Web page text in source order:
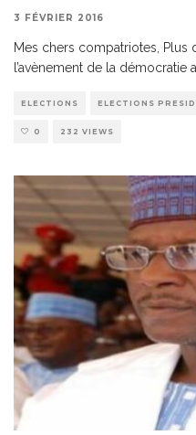
3 FÉVRIER 2016
Mes chers compatriotes, Plus
l’avènement de la démocratie
ELECTIONS ELECTIONS
0 232 VIEWS